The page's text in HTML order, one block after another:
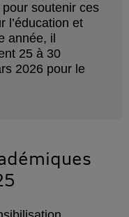
pour soutenir ces
l’éducation et
année, il
25 à 30
2026 pour le